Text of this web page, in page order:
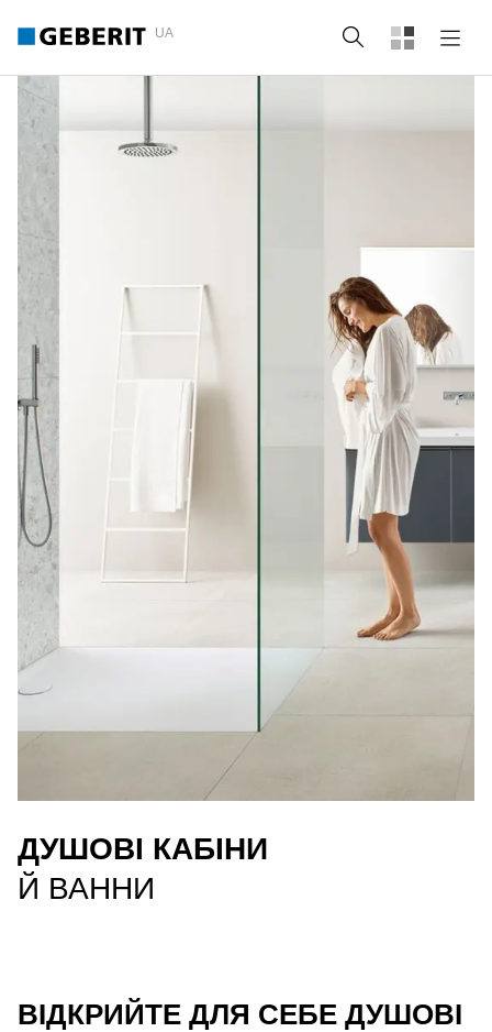
UA Пошук
ДУШОВІ КАБІНИ
Й ВАННИ
ВІДКРИЙТЕ ДЛЯ СЕБЕ ДУШОВІ